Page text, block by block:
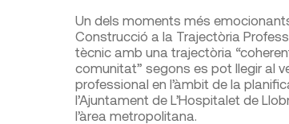
Un dels moments més
Construcció a la Trajectòria
tècnic amb una trajectòria
comunitat” segons es pot llegir al
professional en l’àmbit de la
l’Ajuntament de L’Hospitalet de
l’àrea metropolitana.